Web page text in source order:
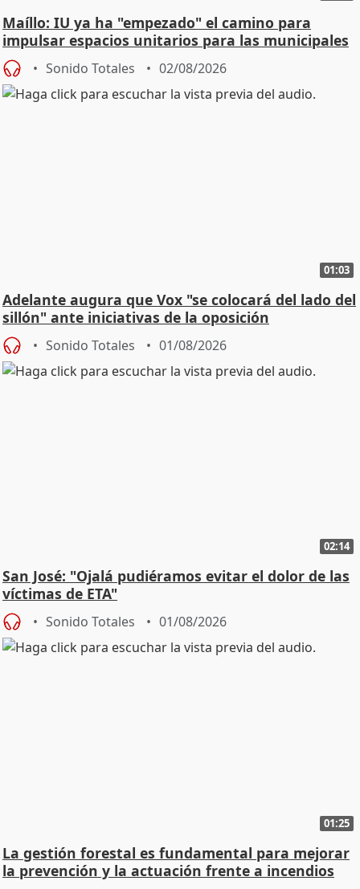
Maíllo: IU ya ha "empezado" el camino para
impulsar espacios unitarios para las municipales
Sonido Totales 02/08/2026
01:03
Adelante augura que Vox "se colocará del lado del
sillón" ante iniciativas de la oposición
Sonido Totales 01/08/2026
02:14
San José: "Ojalá pudiéramos evitar el dolor de las
víctimas de ETA"
Sonido Totales 01/08/2026
01:25
La gestión forestal es fundamental para mejorar
la prevención y la actuación frente a incendios